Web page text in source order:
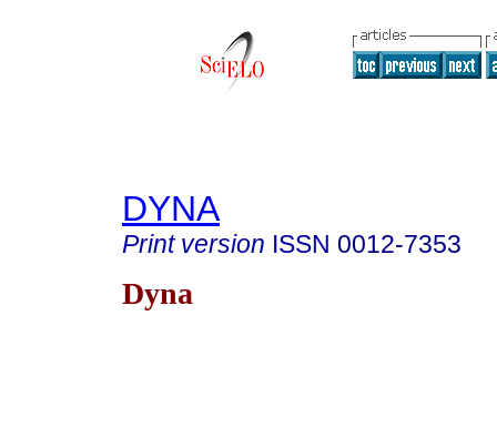
DYNA
Print version ISSN 0012-7353
Dyna